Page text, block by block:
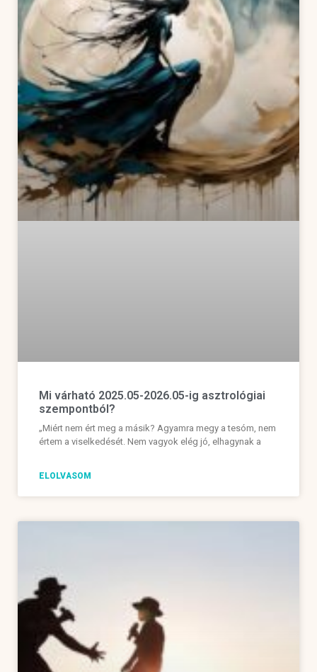
Mi várható 2025.05-2026.05-ig asztrológiai
szempontból?
„Miért nem ért meg a másik? Agyamra megy a tesóm, nem
értem a viselkedését. Nem vagyok elég jó, elhagynak a
ELOLVASOM